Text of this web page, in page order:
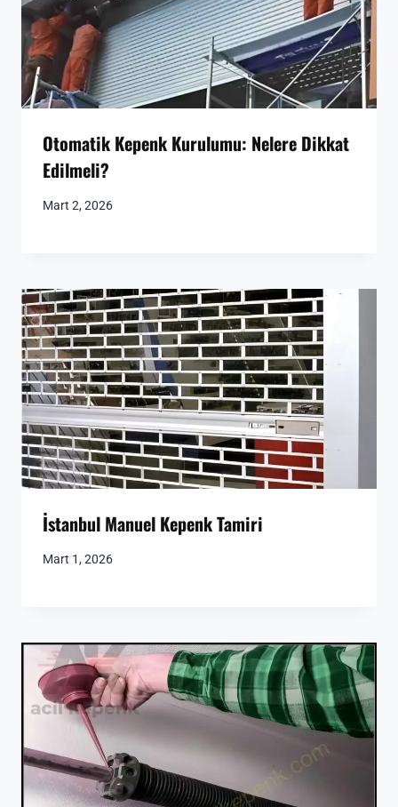
Otomatik Kepenk Kurulumu: Nelere Dikkat
Edilmeli?
Mart 2, 2026
İstanbul Manuel Kepenk Tamiri
Mart 1, 2026